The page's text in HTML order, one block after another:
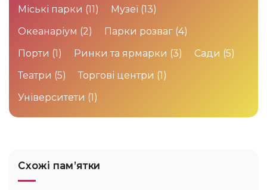
Міські парки (11) Музеї (13)
Океанаріум (2) Парки розваг (4)
Порти (1) Ринки та ярмарки (3) Сади (5)
Театри (5) Торгові центри (1)
Університети (1)
Схожі памʼятки